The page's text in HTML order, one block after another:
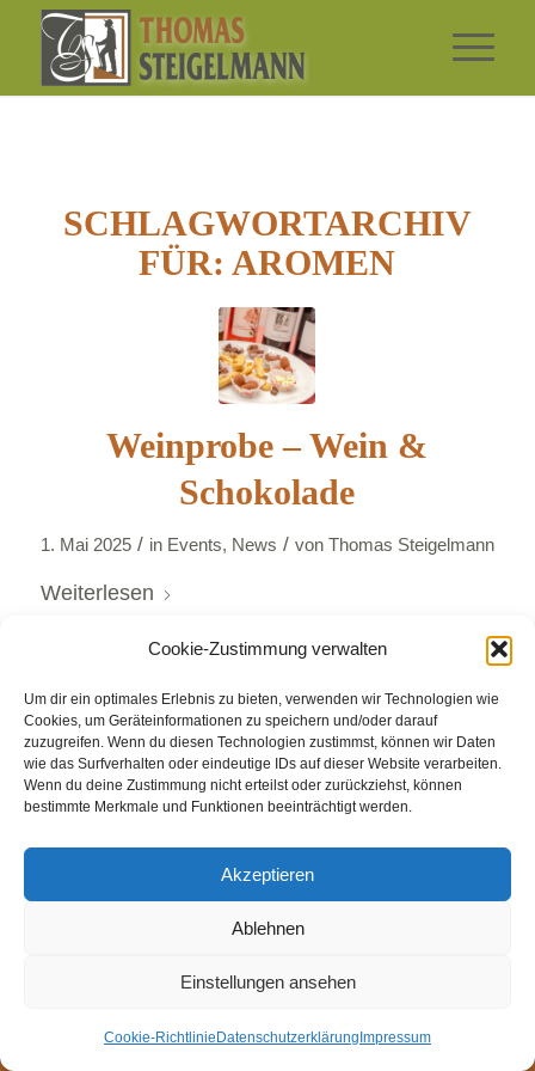
Cookie-Zustimmung verwalten
Um dir ein optimales Erlebnis zu bieten, verwenden wir Technologien wie
Cookies, um Geräteinformationen zu speichern und/oder darauf
zuzugreifen. Wenn du diesen Technologien zustimmst, können wir Daten
wie das Surfverhalten oder eindeutige IDs auf dieser Website verarbeiten.
Wenn du deine Zustimmung nicht erteilst oder zurückziehst, können
bestimmte Merkmale und Funktionen beeinträchtigt werden.
Akzeptieren
Ablehnen
Einstellungen ansehen
Cookie-Richtlinie Datenschutzerklärung Impressum
SCHLAGWORTARCHIV
FÜR:AROMEN
Weinprobe – Wein &
Schokolade
1. Mai 2025 / in Events, News / von Thomas Steigelmann
Weiterlesen
© Weingut Thomas Steigelmann
TAGEBUCH KONTAKT Impressum Datenschutz